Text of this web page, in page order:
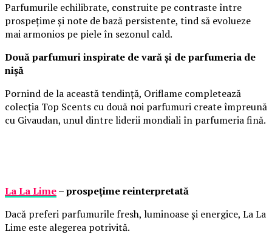
Parfumurile echilibrate, construite pe contraste între
prospețime și note de bază persistente, tind să evolueze
mai armonios pe piele în sezonul cald.
Două parfumuri inspirate de vară și de parfumeria de
nișă
Pornind de la această tendință, Oriflame completează
colecția Top Scents cu două noi parfumuri create împreună
cu Givaudan, unul dintre liderii mondiali în parfumeria fină.
La La Lime– prospețime reinterpretată
Dacă preferi parfumurile fresh, luminoase și energice, La La
Lime este alegerea potrivită.